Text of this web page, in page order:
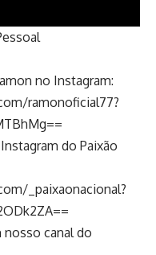
no Instagram:
ramonoficial77?
do Paixão
_paixaonacional?
nosso canal do